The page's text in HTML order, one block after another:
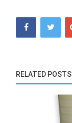
RELATED POSTS